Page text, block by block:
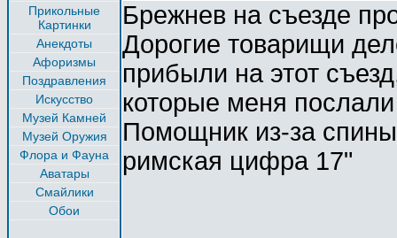
Прикольные
Картинки
Анекдоты
Афоризмы
Поздравления
Искусство
Музей Камней
Музей Оружия
Флора и Фауна
Аватары
Смайлики
Обои
Брежнев на съезде
Дорогие товарищи
прибыли на этот
которые меня
Помощник из-за
римская цифра 17"